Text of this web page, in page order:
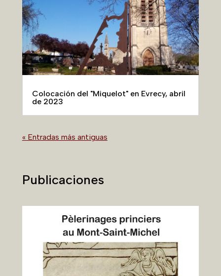
« Entradas más antiguas
Publicaciones
Publicación de las actas de los 2022
Encuentros Históricos